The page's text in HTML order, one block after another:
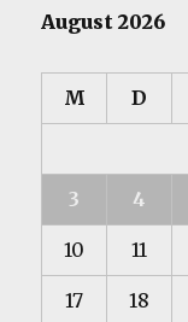
August 2026
M D
3 4
10 11
17 18